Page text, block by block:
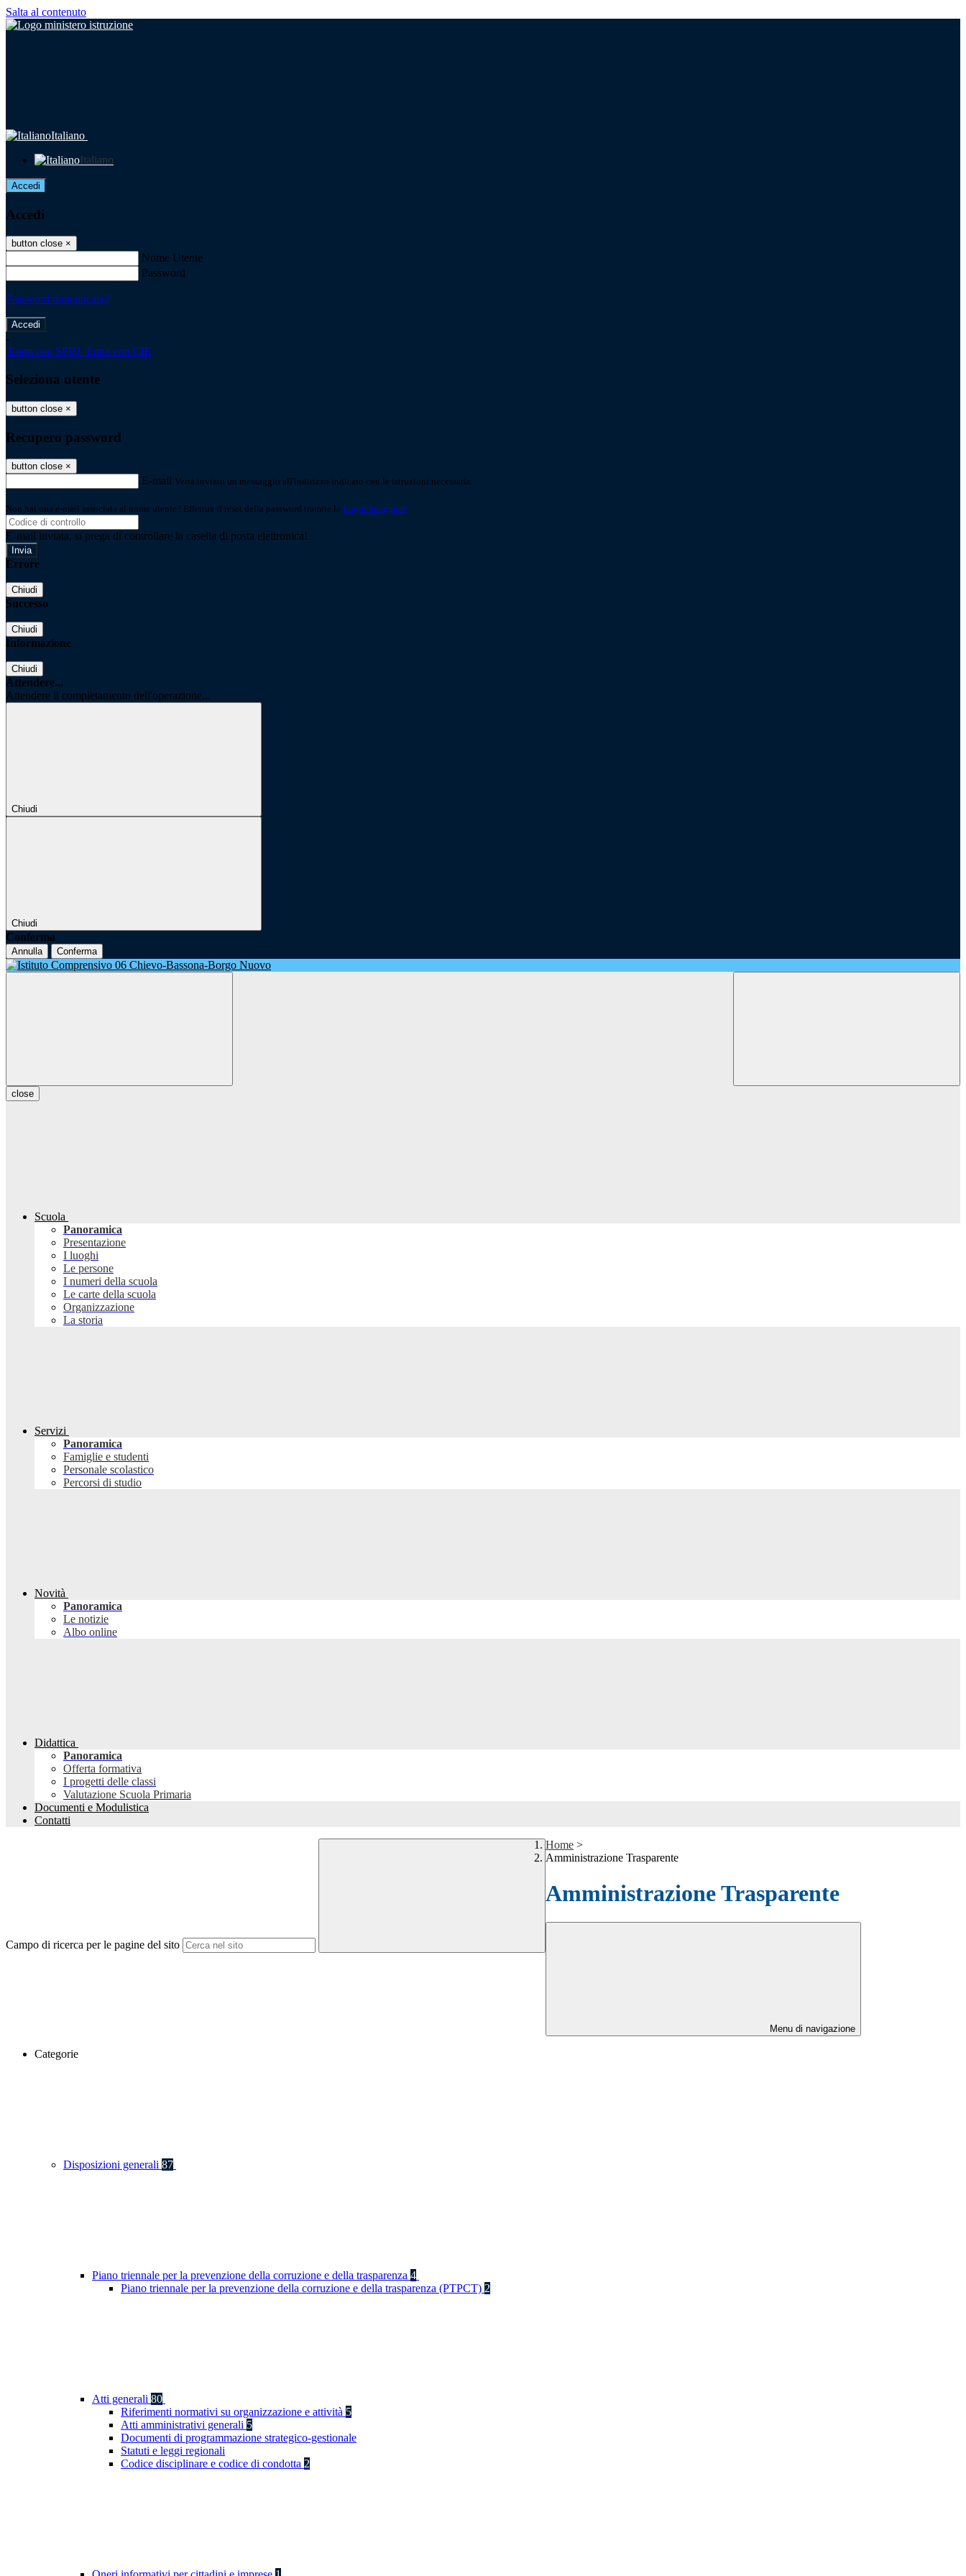
Salta al contenuto
Italiano
Italiano
Accedi
Accedi
button close ×
Nome Utente
Password
Password dimenticata?
-
Entra con SPID Entra con CIE
Seleziona utente
button close ×
Recupero password
button close ×
E-mail Verrà inviato un messaggio all'indirizzo indicato con le istruzioni necessarie.
Non hai una e-mail associata al nome utente? Effettua il reset della password tramite la Login Spaggiari
E-mail inviata, si prega di controllare la casella di posta elettronica!
Errore
Chiudi
Successo
Chiudi
Informazione
Chiudi
Attendere...
Attendere il completamento dell'operazione...
Chiudi
Chiudi
Conferma
Annulla Conferma
close
Scuola
Panoramica
Presentazione
I luoghi
Le persone
I numeri della scuola
Le carte della scuola
Organizzazione
La storia
Servizi
Panoramica
Famiglie e studenti
Personale scolastico
Percorsi di studio
Novità
Panoramica
Le notizie
Albo online
Didattica
Panoramica
Offerta formativa
I progetti delle classi
Valutazione Scuola Primaria
Documenti e Modulistica
Contatti
Campo di ricerca per le pagine del sito
Home >
Amministrazione Trasparente
Amministrazione Trasparente
Menu di navigazione
Categorie
Disposizioni generali 87
Piano triennale per la prevenzione della corruzione e della trasparenza 4
Piano triennale per la prevenzione della corruzione e della trasparenza (PTPCT) 2
Atti generali 80
Riferimenti normativi su organizzazione e attività 5
Atti amministrativi generali 5
Documenti di programmazione strategico-gestionale
Statuti e leggi regionali
Codice disciplinare e codice di condotta 2